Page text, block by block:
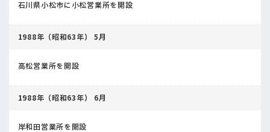
石川県小松市に小松営業所を開設
1988年（昭和63年） 5月
高松営業所を開設
1988年（昭和63年） 6月
岸和田営業所を開設